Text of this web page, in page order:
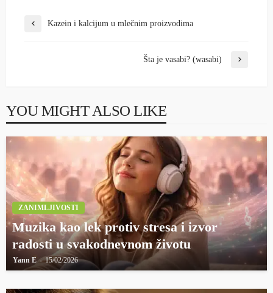
Kazein i kalcijum u mlečnim proizvodima
Šta je vasabi? (wasabi)
YOU MIGHT ALSO LIKE
ZANIMLJIVOSTI
Muzika kao lek protiv stresa i izvor
radosti u svakodnevnom životu
Yann E 15/02/2026